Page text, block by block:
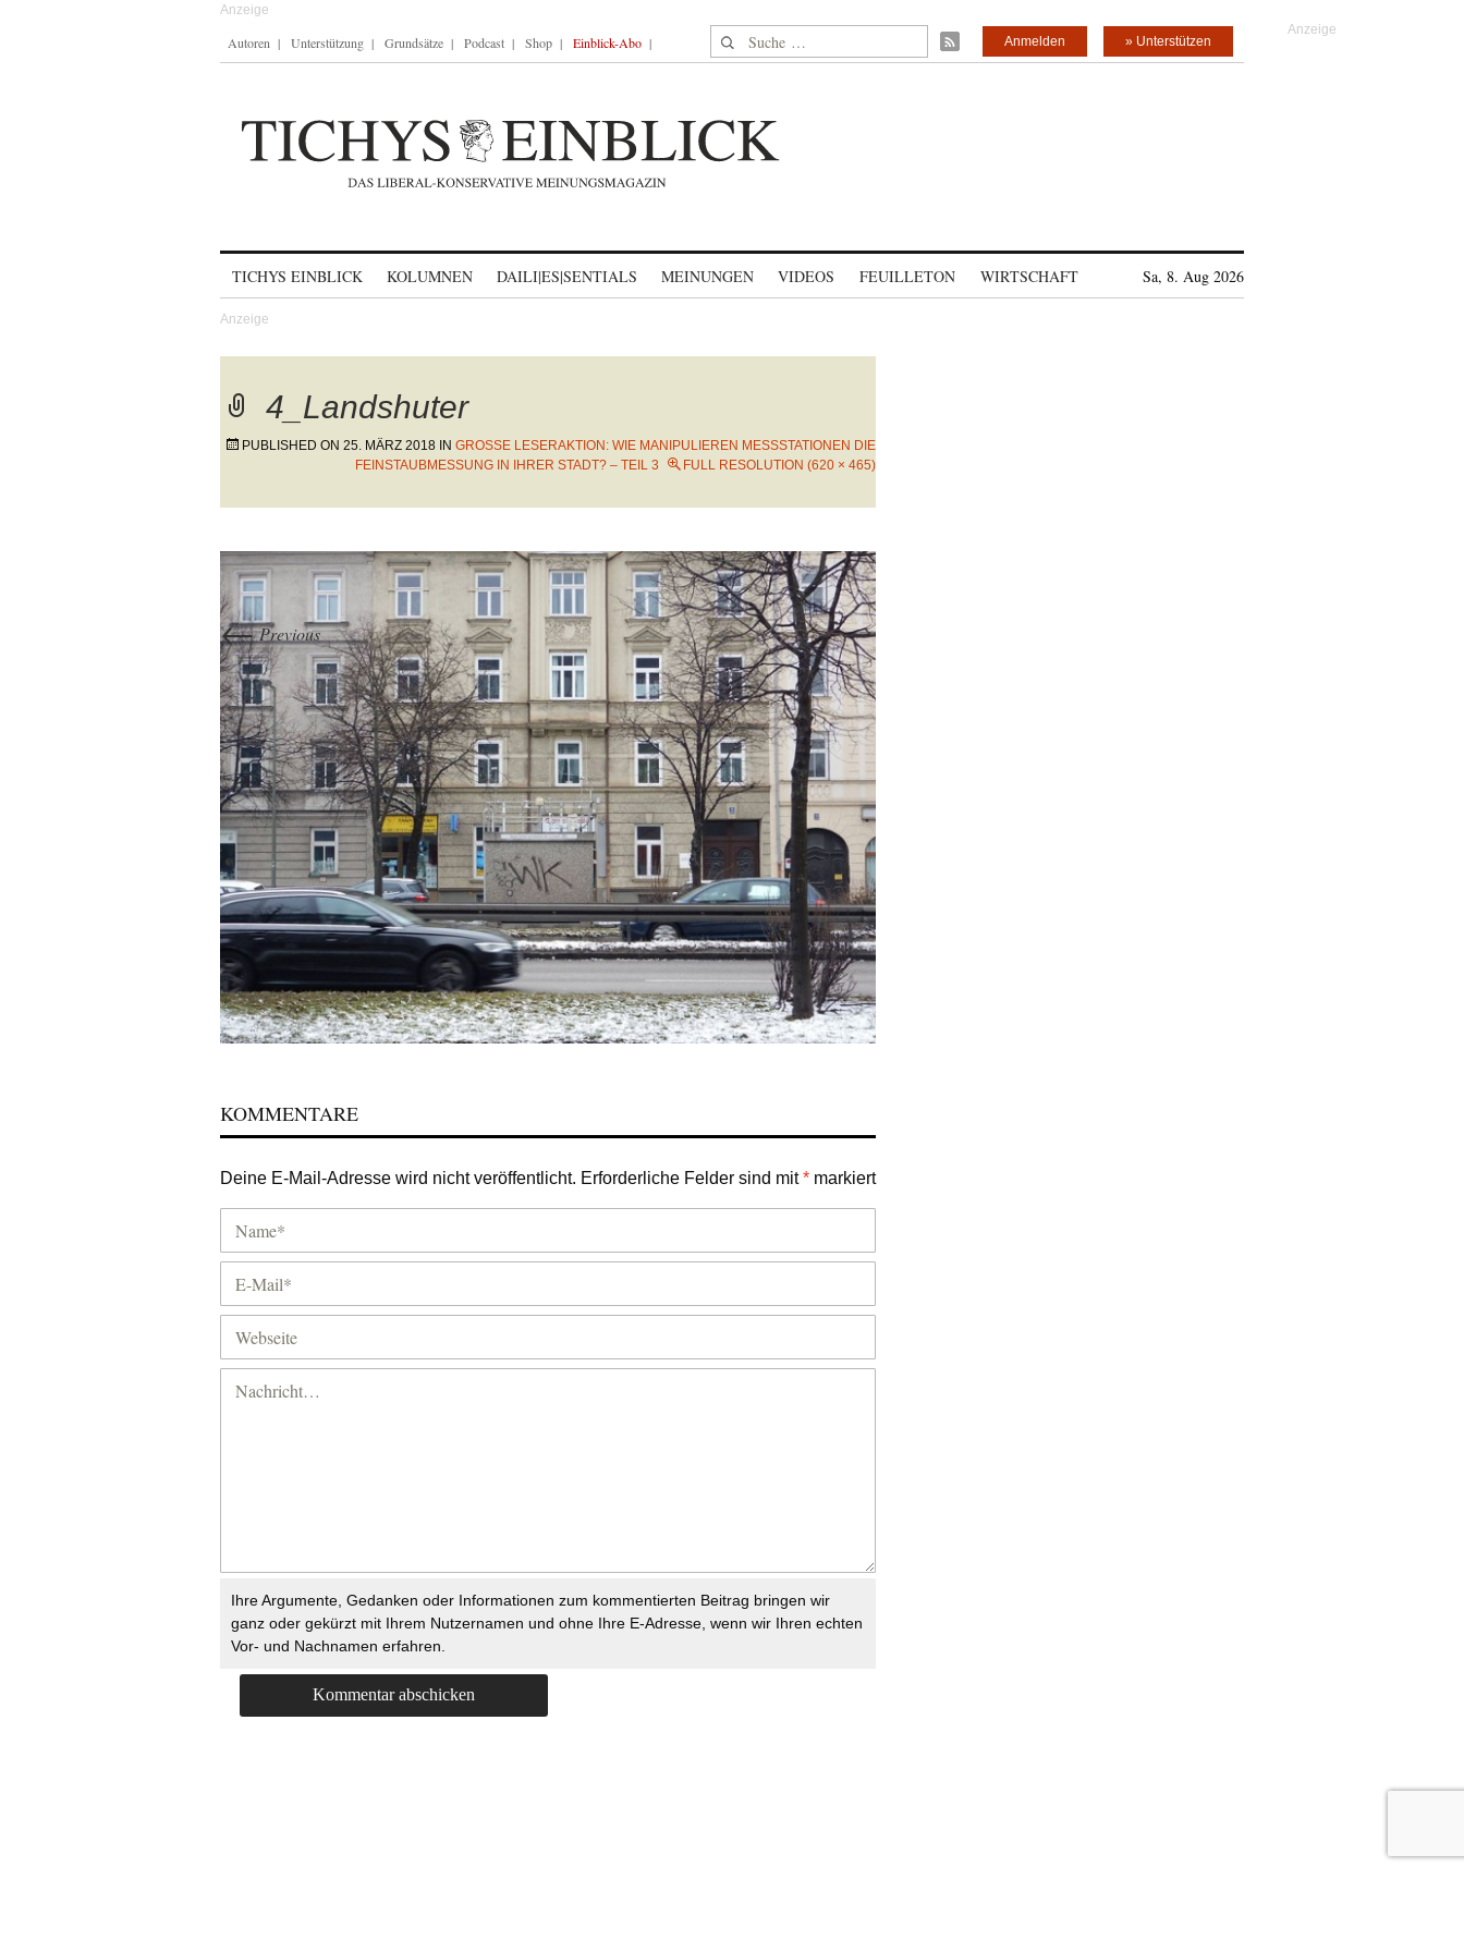
Autoren Unterstützung Grundsätze Podcast Shop Einblick-Abo Suche nach: » Unterstützen
Anmelden
TICHYS EINBLICK KOLUMNEN DAILI|ES|SENTIALS MEINUNGEN VIDEOS FEUILLETON WIRTSCHAFT Sa, 8. Aug 2026
4_Landshuter
PUBLISHED ON 25. MÄRZ 2018 IN GROSSE LESERAKTION: WIE MANIPULIEREN MESSSTATIONEN DIE F
EINSTAUBMESSUNG IN IHRER STADT? – TEIL 3
FULL RESOLUTION (620 × 465)
←Previous
KOMMENTARE
Deine E-Mail-Adresse wird nicht veröffentlicht. Erforderliche Felder sind mit* markiert
Ihre Argumente, Gedanken oder Informationen zum kommentierten Beitrag bringen wir
ganz oder gekürzt mit Ihrem Nutzernamen und ohne Ihre E-Adresse, wenn wir Ihren echten
Vor- und Nachnamen erfahren.